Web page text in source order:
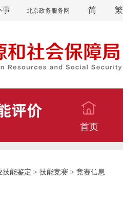
事 北京政务服务网 简 繁
首页
技能鉴定 > 技能竞赛 > 竞赛信息